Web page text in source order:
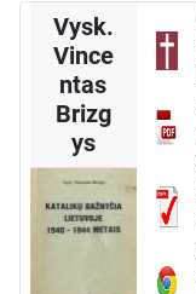
Vysk.
Vince
ntas
Brizg
ys